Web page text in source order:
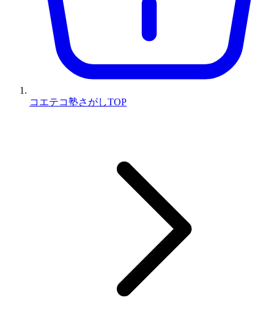
コエテコ塾さがしTOP